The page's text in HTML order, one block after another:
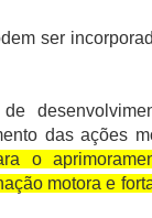
ser
das ações
o
motora e